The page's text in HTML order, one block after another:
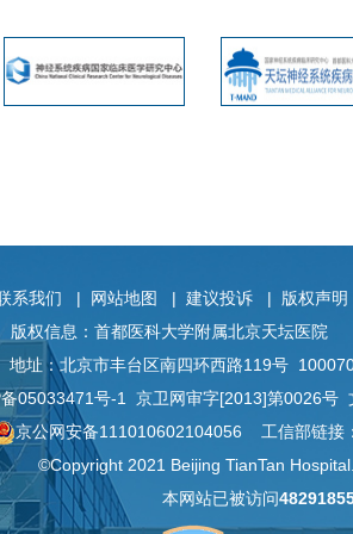
系我们 | 网站地图 | 建议投诉 | 版权声明
版权信息：首都医科大学附属北京天坛医
地址：北京市丰台区南四环西路119号
05033471号-1
京卫网审字[2013]第0026号
京公网安备111010602104056 工信部链接：
©Copyright 2021 Beijing TianTan
本网站已被访问